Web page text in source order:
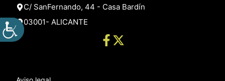
C/ SanFernando, 44 - Casa Bardín
03001- ALICANTE